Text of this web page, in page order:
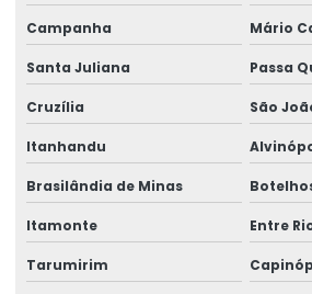
Perícias de verificação de capacidade
Perícias de verificação de incapacidade
Perito de insalubridade
Perito insalubridade e periculosidade
Programa de inclusão de afastados
Reinclusão de afastados
Campanha Mário
Santa Juliana Passa
Cruzília São
Itanhandu
Brasilândia de Minas
Itamonte Entre
Tarumirim